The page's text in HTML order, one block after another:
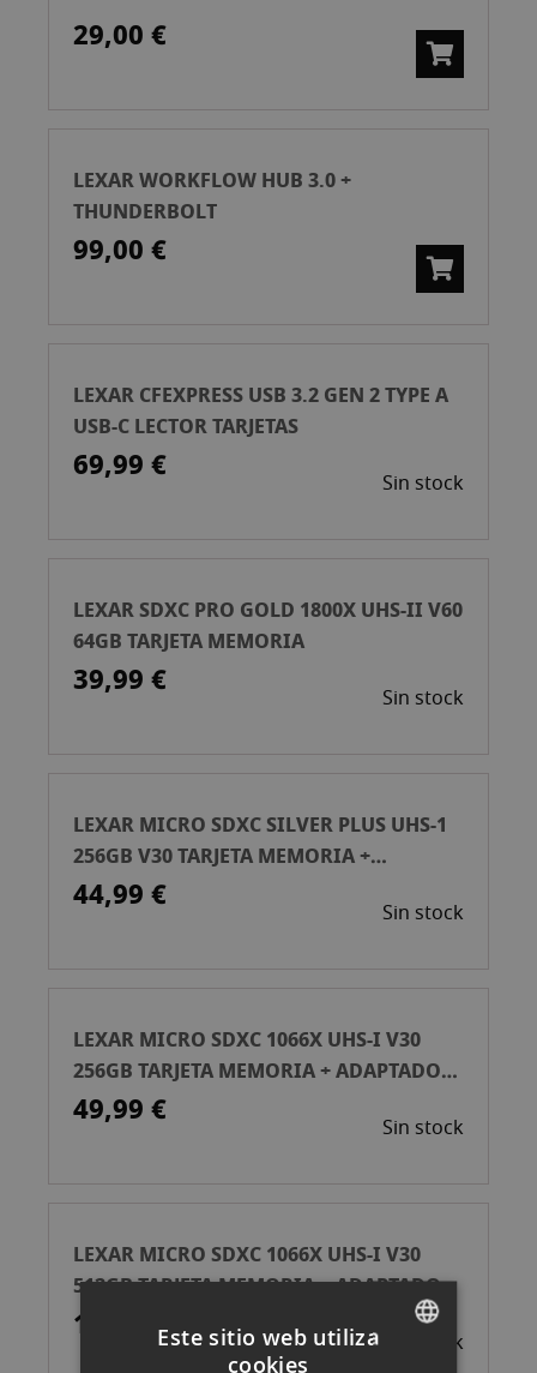
29,00 €
LEXAR WORKFLOW HUB 3.0 +
THUNDERBOLT
99,00 €
LEXAR CFEXPRESS USB 3.2 GEN 2 TYPE A
USB-C LECTOR TARJETAS
69,99 € Sin stock
LEXAR SDXC PRO GOLD 1800X UHS-II V60
64GB TARJETA MEMORIA
39,99 € Sin stock
LEXAR MICRO SDXC SILVER PLUS UHS-1
256GB V30 TARJETA MEMORIA +
ADAPTADOR
44,99 € Sin stock
LEXAR MICRO SDXC 1066X UHS-I V30
256GB TARJETA MEMORIA + ADAPTADOR
SD
49,99 € Sin stock
LEXAR MICRO SDXC 1066X UHS-I V30
512GB TARJETA MEMORIA + ADAPTADOR
SD
114,99 € Sin stock
Este sitio web utiliza
cookies